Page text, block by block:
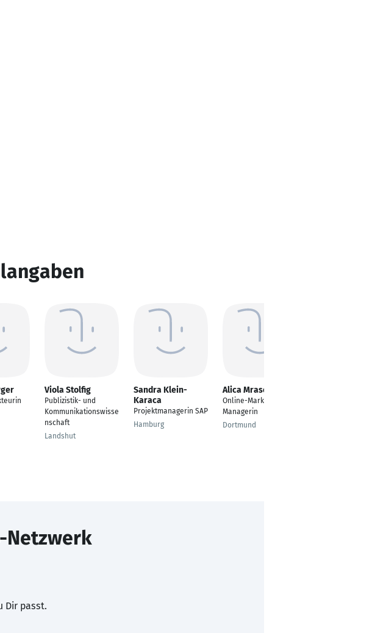
Viola Stolfig
Publizistik- und
Kommunikationswisse
nschaft
Landshut
Sandra Klein-
Karaca
Projektmanagerin SAP
Hamburg
Alica Mrasek
Online-Marketing
Managerin
Dortmund
Netzwerk
Dir passt.